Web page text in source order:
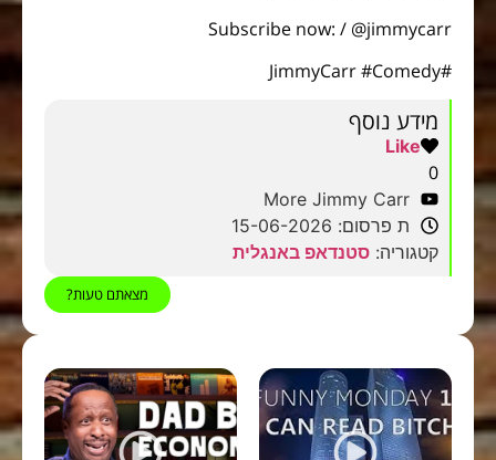
Subscribe now: / @jimmycarr
#JimmyCarr #Comedy
מידע נוסף
Like
0
More Jimmy Carr
ת פרסום: 15-06-2026
קטגוריה: סטנדאפ באנגלית
מצאתם טעות?